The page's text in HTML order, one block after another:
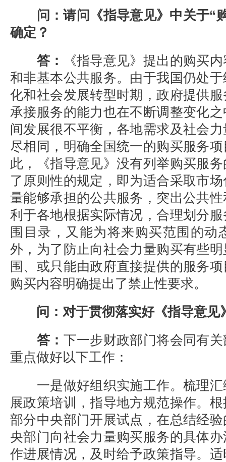
问：请问《指导意见》中关于“
确定？
答：
《指导意见》提出的购买
和非基本公共服务。由于我国仍处
化和社会发展转型时期，政府提供
承接服务的能力也在不断调整变化
间发展很不平衡，各地需求及社会
尽相同，明确全国统一的购买服务
此，《指导意见》没有列举购买服
了原则性的规定，即为适合采取市
量能够承担的公共服务，突出公共
利于各地根据实际情况，合理划分
围目录，又能为将来购买范围的动
外，为了防止向社会力量购买有些
围、或只能由政府直接提供的服务
购买内容明确提出了禁止性要求。
问：对于贯彻落实好《指导意见
答： 下一步财政部门将会同有
重点做好以下工作：
一是做好组织实施工作。梳理汇
展政策培训，指导地方规范操作。
部分中央部门开展试点，在总结经
央部门向社会力量购买服务的具体
作进展情况，及时给予政策指导。